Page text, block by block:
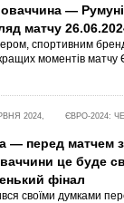
—
матчу
спортивним
моментів матчу
ЄВРО-2024:
2024,
— перед матчем
це буде
фінал
своїми думками